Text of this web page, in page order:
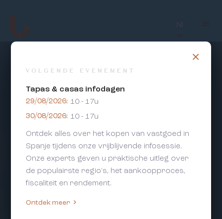
VOLGENDE EVENEMENT
Tapas & casas infodagen
29/08/2026: 10 - 17u
30/08/2026: 10 - 17u
Ontdek alles over het kopen van vastgoed in
Spanje tijdens onze vrijblijvende infosessie.
Onze experts geven u praktische uitleg over
de populairste regio's, het aankoopproces,
fiscaliteit en rendement.
Ontdek meer